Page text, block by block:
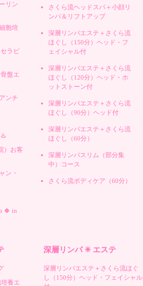
リン
胞培
ラピ
盤エ
ンチ
♨️
）お客
ン・
🍀 in
さくら流ヘッドスパ＋小顔リ
ンパ＆リフトアップ
深層リンパエステ＋さくら流
ほぐし（150分）ヘッド・フ
ェイシャル付
深層リンパエステ＋さくら流
ほぐし（120分）ヘッド・ホ
ットストーン付
深層リンパエステ＋さくら流
ほぐし（90分）ヘッド付
深層リンパエステ＋さくら流
ほぐし（60分）
深層リンパスリム（部分集
中）コース
さくら流ボディケア（60分）
養エ
深層リンパ ✳︎ エステ
深層リンパエステ＋さくら流ほぐ
し（150分）ヘッド・フェイシャル